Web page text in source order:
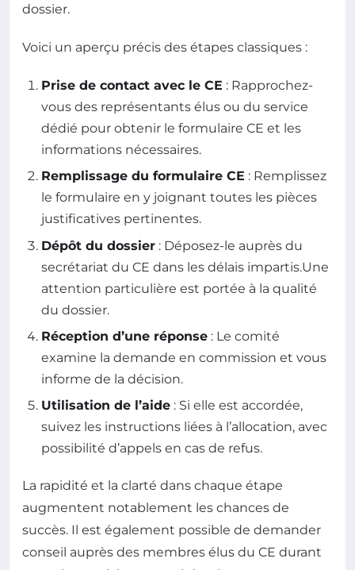
dossier.
Voici un aperçu précis des étapes classiques :
Prise de contact avec le CE : Rapprochez-
vous des représentants élus ou du service
dédié pour obtenir le formulaire CE et les
informations nécessaires.
Remplissage du formulaire CE : Remplissez
le formulaire en y joignant toutes les pièces
justificatives pertinentes.
Dépôt du dossier : Déposez-le auprès du
secrétariat du CE dans les délais impartis.Une
attention particulière est portée à la qualité
du dossier.
Réception d’une réponse : Le comité
examine la demande en commission et vous
informe de la décision.
Utilisation de l’aide : Si elle est accordée,
suivez les instructions liées à l’allocation, avec
possibilité d’appels en cas de refus.
La rapidité et la clarté dans chaque étape
augmentent notablement les chances de
succès. Il est également possible de demander
conseil auprès des membres élus du CE durant